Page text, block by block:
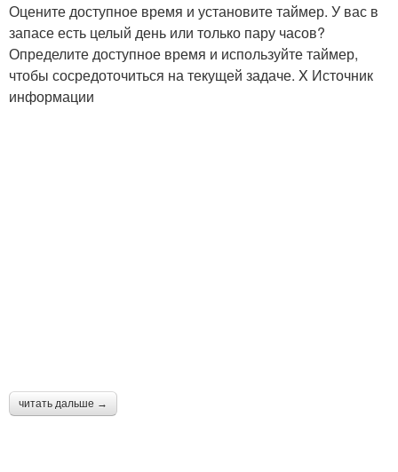
Оцените доступное время и установите таймер. У вас в
запасе есть целый день или только пару часов?
Определите доступное время и используйте таймер,
чтобы сосредоточиться на текущей задаче. X Источник
информации
читать дальше →